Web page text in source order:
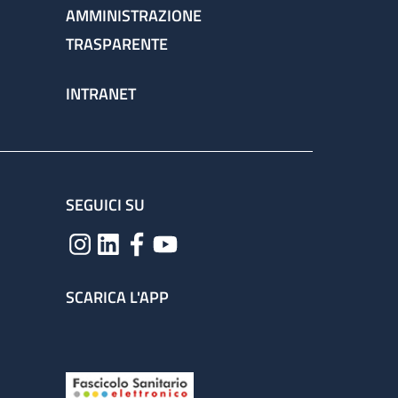
AMMINISTRAZIONE
TRASPARENTE
INTRANET
SEGUICI SU
SCARICA L'APP